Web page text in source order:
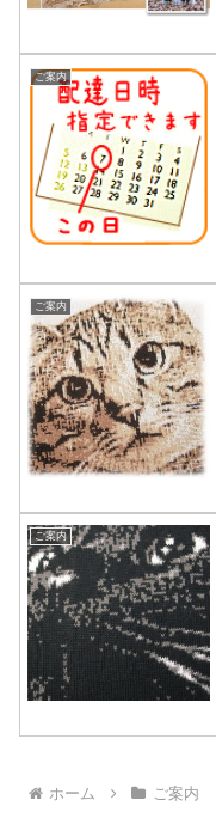
ご案内
ご案内
ご案内
ホーム ご案内